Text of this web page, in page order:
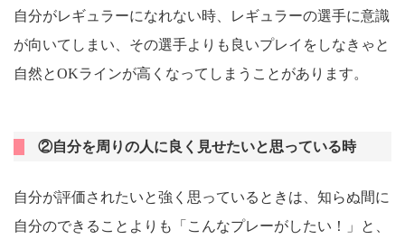
自分がレギュラーになれない時、レギュラーの選手に意識
が向いてしまい、その選手よりも良いプレイをしなきゃと
自然とOKラインが高くなってしまうことがあります。
②自分を周りの人に良く見せたいと思っている時
自分が評価されたいと強く思っているときは、知らぬ間に
自分のできることよりも「こんなプレーがしたい！」と、